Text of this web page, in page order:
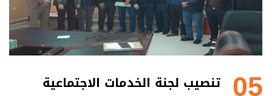
تنصيب لجنة الخدمات الاجتماعية